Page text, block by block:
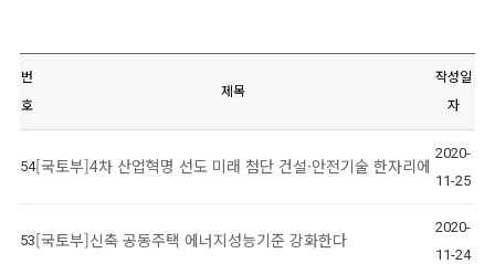
번
호
제목
작성일
자
54[국토부]4차 산업혁명 선도 미래 첨단 건설·안전기술 한자리에
2020-
11-25
53[국토부]신축 공동주택 에너지성능기준 강화한다
2020-
11-24